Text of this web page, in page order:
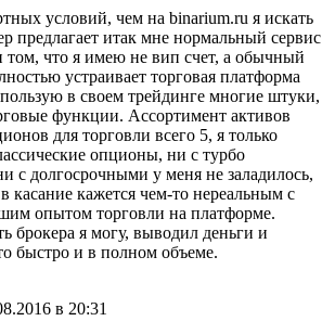
условий, чем на binarium.ru я искать
предлагает итак мне нормальный сервис
том, что я имею не вип счет, а обычный
устраивает торговая платформа
в своем трейдинге многие штуки,
функции. Ассортимент активов
для торговли всего 5, я только
опционы, ни с турбо
с долгосрочными у меня не заладилось,
касание кажется чем-то нереальным с
опытом торговли на платформе.
брокера я могу, выводил деньги и
быстро и в полном объеме.
в 20:31